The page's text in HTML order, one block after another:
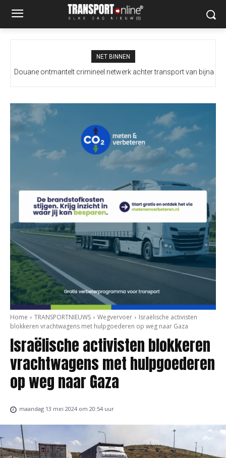
NET BINNEN
Douane ontmantelt crimineel netwerk achter transport van bijna
Home TRANSPORTNIEUWS Wegvervoer
Israëlische activisten
blokkeren vrachtwagens met hulpgoederen op weg naar Gaza
Israëlische activisten blokkeren
vrachtwagens met hulpgoederen
op weg naar Gaza
maandag 13 mei 2024 om 20:54 uur